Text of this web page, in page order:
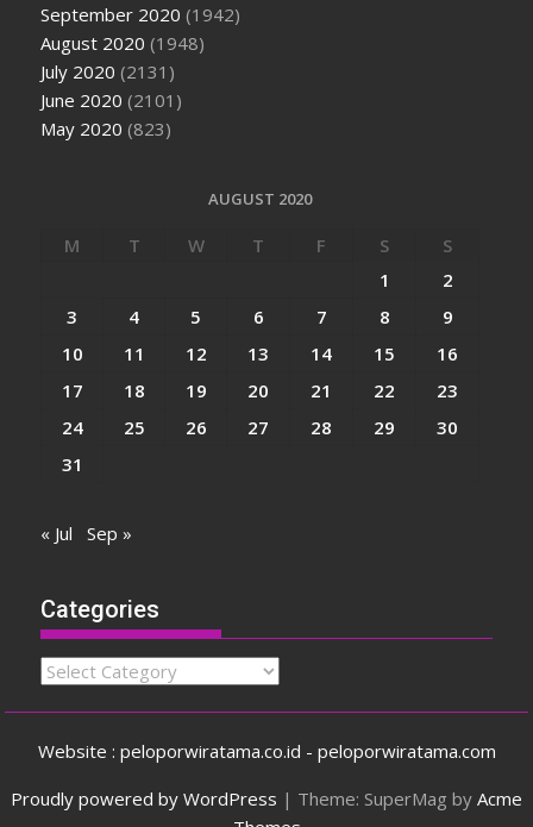
September 2020 (1942)
August 2020 (1948)
July 2020 (2131)
June 2020 (2101)
May 2020 (823)
AUGUST 2020
M T W T F S
S
1
2
3
4 5 6 7 8
9
10
11 12 13 14 15
16
17
18 19 20 21 22
23
24
25 26 27 28 29
30
31
« Jul Sep »
Categories
Categories
Website : peloporwiratama.co.id - peloporwiratama.com
Proudly powered by WordPress | Theme: SuperMag by Acme